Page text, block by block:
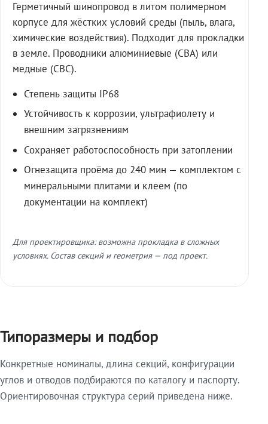
Герметичный шинопровод в литом полимерном
корпусе для жёстких условий среды (пыль, влага,
химические воздействия). Подходит для прокладки
в земле. Проводники алюминиевые (СВА) или
медные (СВС).
Степень защиты IP68
Устойчивость к коррозии, ультрафиолету и
внешним загрязнениям
Сохраняет работоспособность при затоплении
Огнезащита проёма до 240 мин — комплектом с
минеральными плитами и клеем (по
документации на комплект)
Для проектировщика: возможна прокладка в сложных
условиях. Состав секций и геометрия — под проект.
Типоразмеры и подбор
Конкретные номиналы, длина секций, конфигурации
углов и отводов подбираются по каталогу и паспорту.
Ориентировочная структура серий приведена ниже.